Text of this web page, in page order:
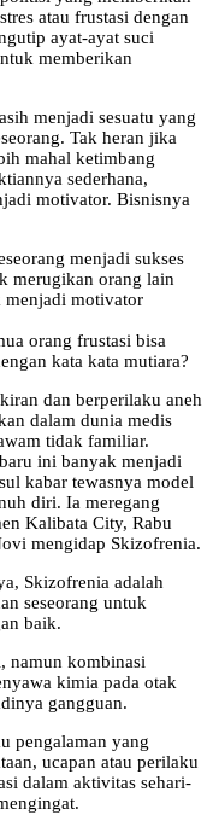
atau frustasi dengan
ayat-ayat suci
memberikan
menjadi sesuatu yang
Tak heran jika
mahal ketimbang
sederhana,
motivator. Bisnisnya
menjadi sukses
merugikan orang lain
menjadi motivator
orang frustasi bisa
kata kata mutiara?
dan berperilaku aneh
dalam dunia medis
tidak familiar.
ini banyak menjadi
kabar tewasnya model
diri. Ia meregang
Kalibata City, Rabu
mengidap Skizofrenia.
Skizofrenia adalah
seseorang untuk
baik.
namun kombinasi
kimia pada otak
gangguan.
pengalaman yang
ucapan atau perilaku
dalam aktivitas sehari-